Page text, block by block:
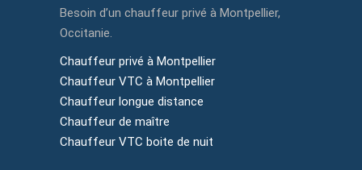
Besoin d’un chauffeur privé à Montpellier,
Occitanie.
Chauffeur privé à Montpellier
Chauffeur VTC à Montpellier
Chauffeur longue distance
Chauffeur de maître
Chauffeur VTC boite de nuit